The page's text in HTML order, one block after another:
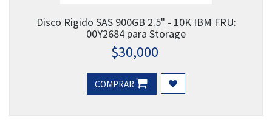
Disco Rigido SAS 900GB 2.5" - 10K IBM FRU:
00Y2684 para Storage
$30,000
COMPRAR